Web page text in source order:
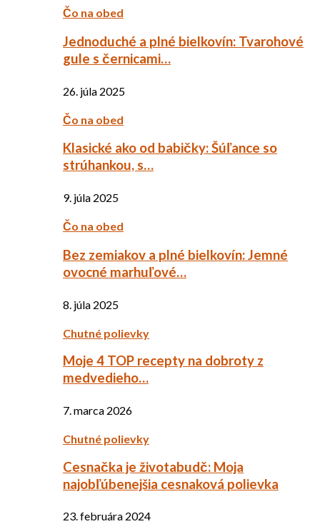
Čo na obed
Jednoduché a plné bielkovín: Tvarohové
gule s černicami…
26. júla 2025
Čo na obed
Klasické ako od babičky: Šúľance so
strúhankou, s…
9. júla 2025
Čo na obed
Bez zemiakov a plné bielkovín: Jemné
ovocné marhuľové…
8. júla 2025
Chutné polievky
Moje 4 TOP recepty na dobroty z
medvedieho…
7. marca 2026
Chutné polievky
Cesnačka je životabudč: Moja
najobľúbenejšia cesnaková polievka
23. februára 2024